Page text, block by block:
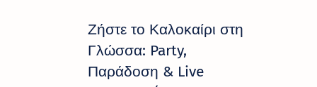
πρόγραμμα εκδ…
Ζήστε το Καλοκαίρι στη
Γλώσσα: Party,
Παράδοση & Live